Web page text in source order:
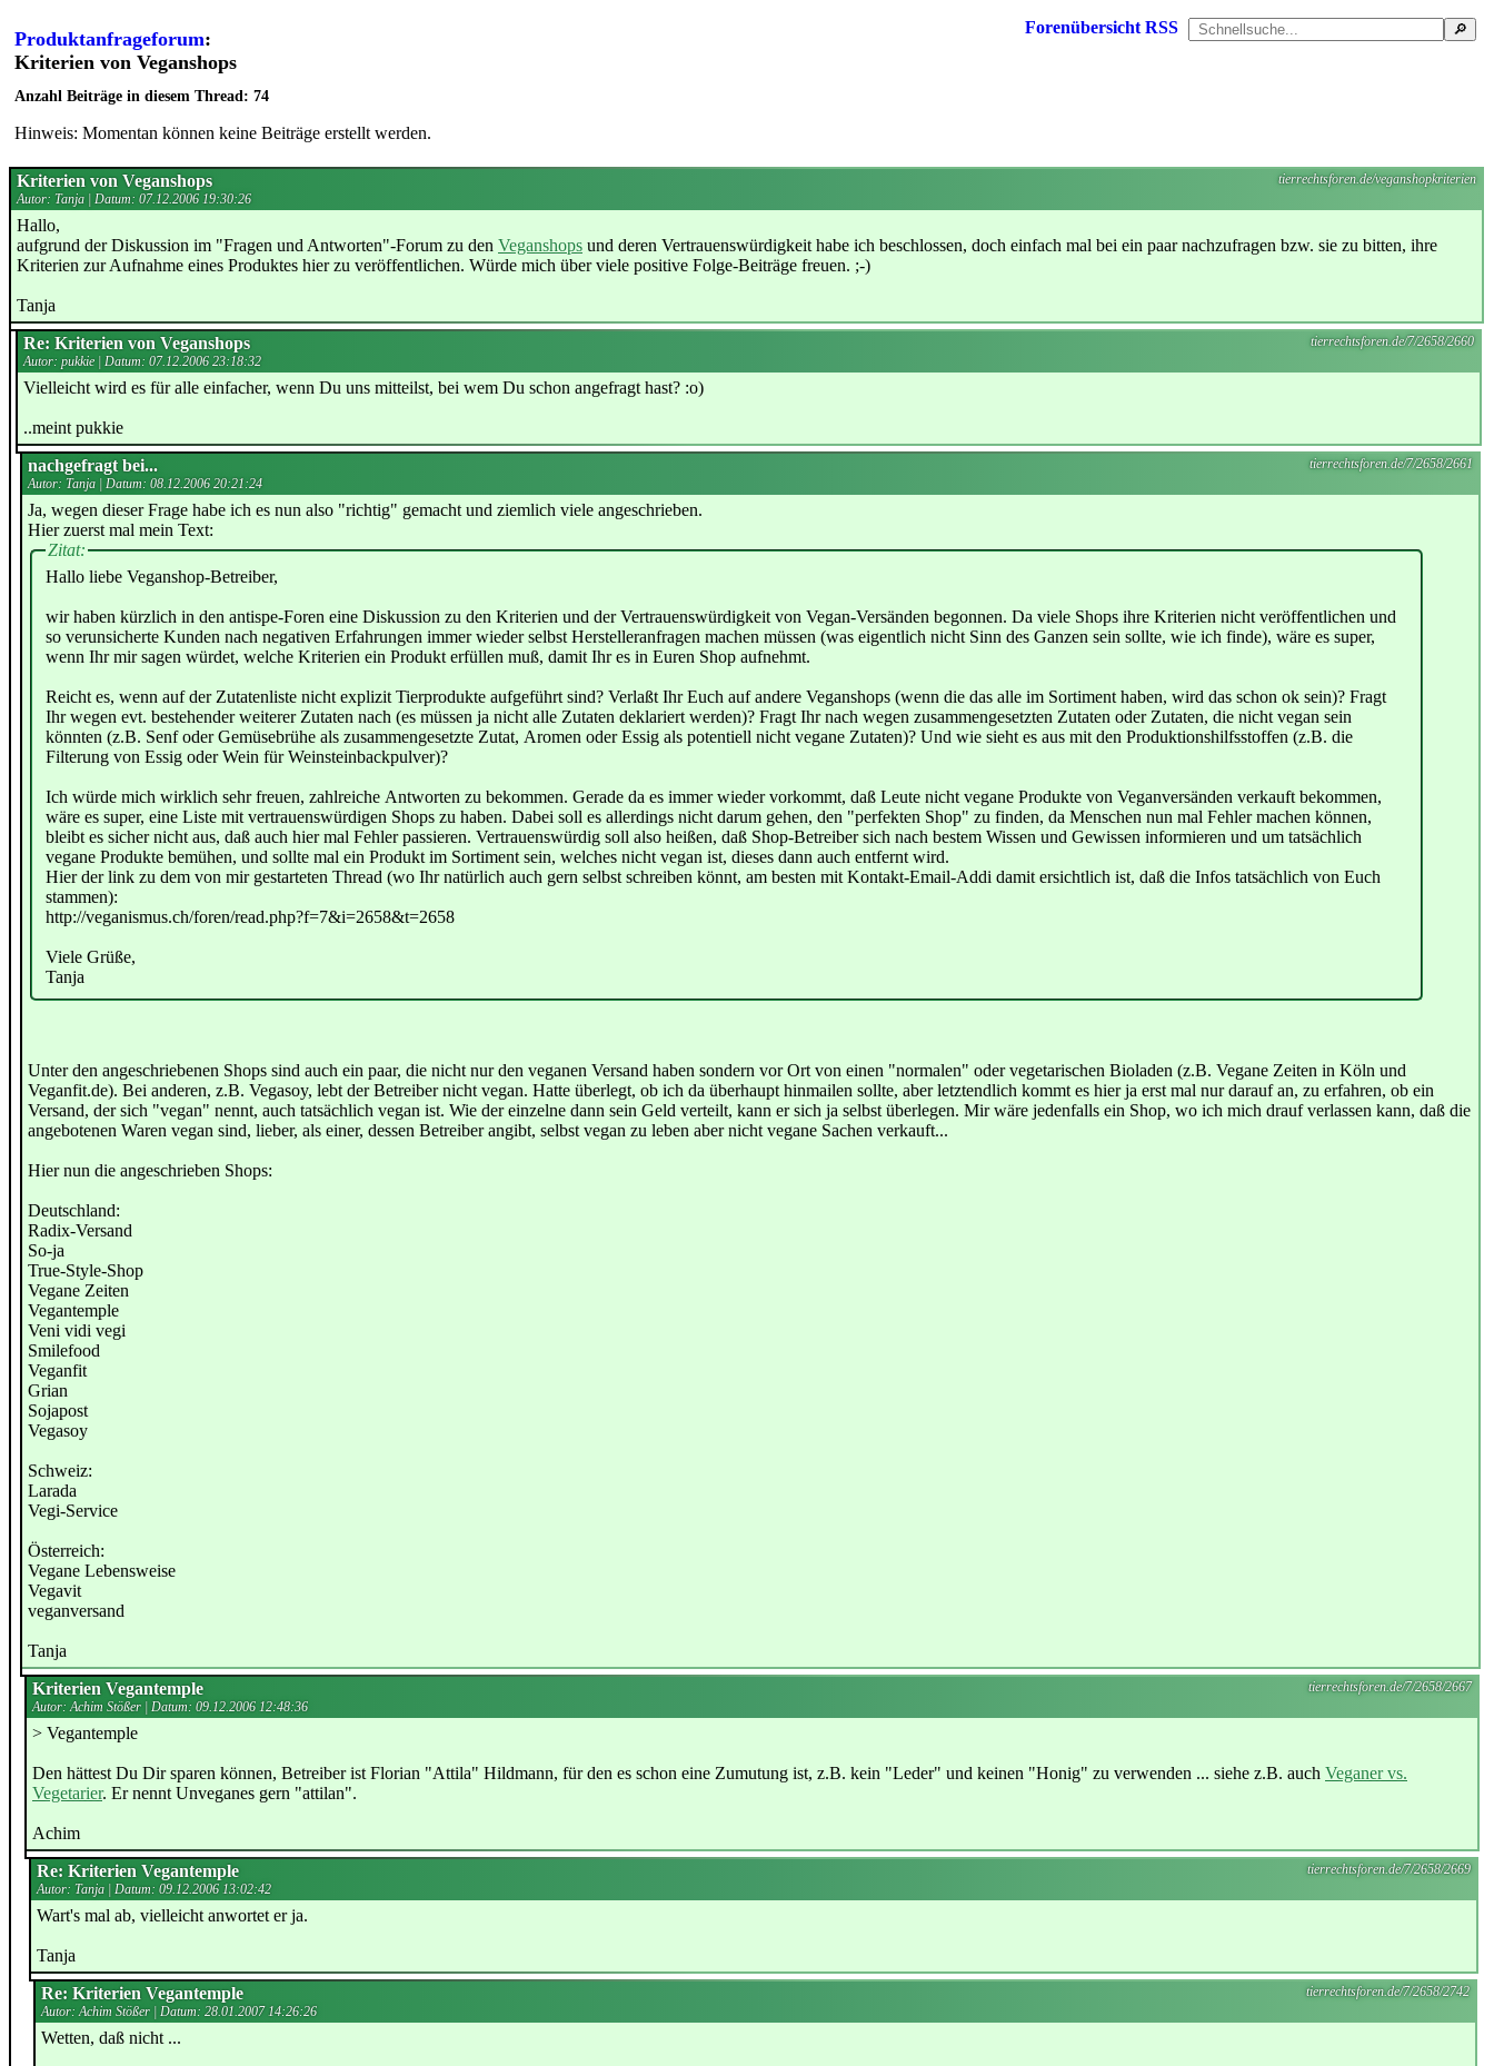
Forenübersicht RSS
Produktanfrageforum:
Kriterien von Veganshops
Anzahl Beiträge in diesem Thread: 74
Hinweis: Momentan können keine Beiträge erstellt werden.
tierrechtsforen.de/veganshopkriterien
Kriterien von Veganshops
Autor: Tanja | Datum: 07.12.2006 19:30:26
Hallo,
aufgrund der Diskussion im "Fragen und Antworten"-Forum zu den Veganshops und deren Vertrauenswürdigkeit habe ich beschlossen, doch einfach mal bei ein paar nachzufragen bzw. sie zu bitten, ihre
Kriterien zur Aufnahme eines Produktes hier zu veröffentlichen. Würde mich über viele positive Folge-Beiträge freuen. ;-)
Tanja
tierrechtsforen.de/7/2658/2660
Re: Kriterien von Veganshops
Autor: pukkie | Datum: 07.12.2006 23:18:32
Vielleicht wird es für alle einfacher, wenn Du uns mitteilst, bei wem Du schon angefragt hast? :o)
..meint pukkie
tierrechtsforen.de/7/2658/2661
nachgefragt bei...
Autor: Tanja | Datum: 08.12.2006 20:21:24
Ja, wegen dieser Frage habe ich es nun also "richtig" gemacht und ziemlich viele angeschrieben.
Hier zuerst mal mein Text:
Zitat:
Hallo liebe Veganshop-Betreiber,
wir haben kürzlich in den antispe-Foren eine Diskussion zu den Kriterien und der Vertrauenswürdigkeit von Vegan-Versänden begonnen. Da viele Shops ihre Kriterien nicht veröffentlichen und
so verunsicherte Kunden nach negativen Erfahrungen immer wieder selbst Herstelleranfragen machen müssen (was eigentlich nicht Sinn des Ganzen sein sollte, wie ich finde), wäre es super,
wenn Ihr mir sagen würdet, welche Kriterien ein Produkt erfüllen muß, damit Ihr es in Euren Shop aufnehmt.
Reicht es, wenn auf der Zutatenliste nicht explizit Tierprodukte aufgeführt sind? Verlaßt Ihr Euch auf andere Veganshops (wenn die das alle im Sortiment haben, wird das schon ok sein)? Fragt
Ihr wegen evt. bestehender weiterer Zutaten nach (es müssen ja nicht alle Zutaten deklariert werden)? Fragt Ihr nach wegen zusammengesetzten Zutaten oder Zutaten, die nicht vegan sein
könnten (z.B. Senf oder Gemüsebrühe als zusammengesetzte Zutat, Aromen oder Essig als potentiell nicht vegane Zutaten)? Und wie sieht es aus mit den Produktionshilfsstoffen (z.B. die
Filterung von Essig oder Wein für Weinsteinbackpulver)?
Ich würde mich wirklich sehr freuen, zahlreiche Antworten zu bekommen. Gerade da es immer wieder vorkommt, daß Leute nicht vegane Produkte von Veganversänden verkauft bekommen,
wäre es super, eine Liste mit vertrauenswürdigen Shops zu haben. Dabei soll es allerdings nicht darum gehen, den "perfekten Shop" zu finden, da Menschen nun mal Fehler machen können,
bleibt es sicher nicht aus, daß auch hier mal Fehler passieren. Vertrauenswürdig soll also heißen, daß Shop-Betreiber sich nach bestem Wissen und Gewissen informieren und um tatsächlich
vegane Produkte bemühen, und sollte mal ein Produkt im Sortiment sein, welches nicht vegan ist, dieses dann auch entfernt wird.
Hier der link zu dem von mir gestarteten Thread (wo Ihr natürlich auch gern selbst schreiben könnt, am besten mit Kontakt-Email-Addi damit ersichtlich ist, daß die Infos tatsächlich von Euch
stammen):
http://veganismus.ch/foren/read.php?f=7&i=2658&t=2658
Viele Grüße,
Tanja
Unter den angeschriebenen Shops sind auch ein paar, die nicht nur den veganen Versand haben sondern vor Ort von einen "normalen" oder vegetarischen Bioladen (z.B. Vegane Zeiten in Köln und
Veganfit.de). Bei anderen, z.B. Vegasoy, lebt der Betreiber nicht vegan. Hatte überlegt, ob ich da überhaupt hinmailen sollte, aber letztendlich kommt es hier ja erst mal nur darauf an, zu erfahren, ob ein
Versand, der sich "vegan" nennt, auch tatsächlich vegan ist. Wie der einzelne dann sein Geld verteilt, kann er sich ja selbst überlegen. Mir wäre jedenfalls ein Shop, wo ich mich drauf verlassen kann, daß die
angebotenen Waren vegan sind, lieber, als einer, dessen Betreiber angibt, selbst vegan zu leben aber nicht vegane Sachen verkauft...
Hier nun die angeschrieben Shops:
Deutschland:
Radix-Versand
So-ja
True-Style-Shop
Vegane Zeiten
Vegantemple
Veni vidi vegi
Smilefood
Veganfit
Grian
Sojapost
Vegasoy
Schweiz:
Larada
Vegi-Service
Österreich:
Vegane Lebensweise
Vegavit
veganversand
Tanja
tierrechtsforen.de/7/2658/2667
Kriterien Vegantemple
Autor: Achim Stößer | Datum: 09.12.2006 12:48:36
> Vegantemple
Den hättest Du Dir sparen können, Betreiber ist Florian "Attila" Hildmann, für den es schon eine Zumutung ist, z.B. kein "Leder" und keinen "Honig" zu verwenden ... siehe z.B. auch Veganer vs.
Vegetarier. Er nennt Unveganes gern "attilan".
Achim
tierrechtsforen.de/7/2658/2669
Re: Kriterien Vegantemple
Autor: Tanja | Datum: 09.12.2006 13:02:42
Wart's mal ab, vielleicht anwortet er ja.
Tanja
tierrechtsforen.de/7/2658/2742
Re: Kriterien Vegantemple
Autor: Achim Stößer | Datum: 28.01.2007 14:26:26
Wetten, daß nicht ...